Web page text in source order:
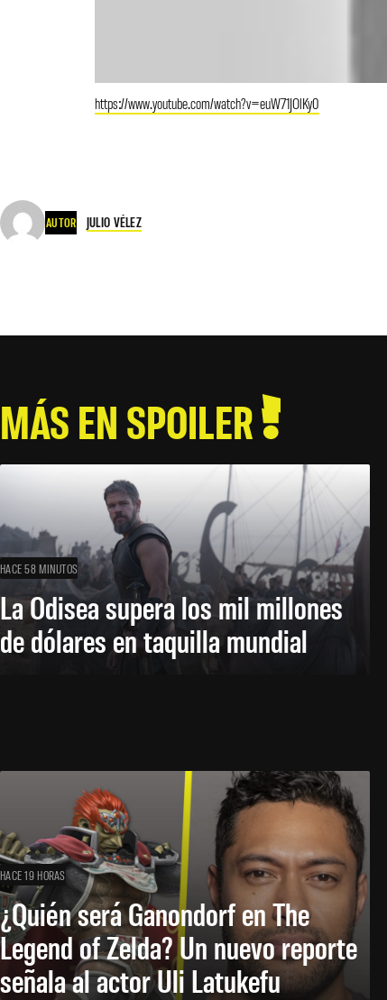
https://www.youtube.com/watch?v=euW71JOlKy0
AUTOR JULIO VÉLEZ
MÁS EN SPOILER
HACE 58 MINUTOS
La Odisea supera los mil millones
de dólares en taquilla mundial
HACE 19 HORAS
¿Quién será Ganondorf en The
Legend of Zelda? Un nuevo reporte
señala al actor Uli Latukefu